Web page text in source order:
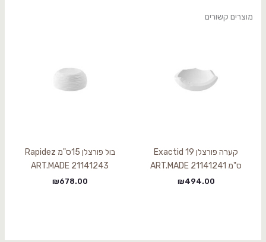
מוצרים קשורים
קערה פורצלן Exactid 19
ס"מ ART.MADE 21141241
₪494.00
בול פורצלן 15ס"מ Rapidez
ART.MADE 21141243
₪678.00